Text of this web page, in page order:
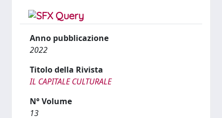
Anno pubblicazione
2022
Titolo della Rivista
IL CAPITALE CULTURALE
N° Volume
13